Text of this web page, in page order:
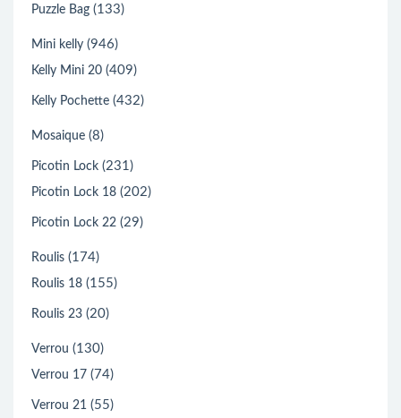
Puzzle Bag (133)
Mini kelly (946)
Kelly Mini 20 (409)
Kelly Pochette (432)
Mosaique (8)
Picotin Lock (231)
Picotin Lock 18 (202)
Picotin Lock 22 (29)
Roulis (174)
Roulis 18 (155)
Roulis 23 (20)
Verrou (130)
Verrou 17 (74)
Verrou 21 (55)